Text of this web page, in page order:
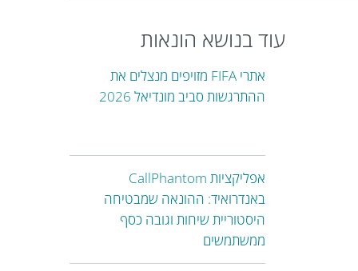
עוד בנושא הונאות
אתרי FIFA מזויפים מנצלים את
ההתרגשות סביב מונדיאל 2026
אפליקציות CallPhantom
באנדרואיד: ההונאה שמבטיחה
היסטוריית שיחות וגובה כסף
ממשתמשים